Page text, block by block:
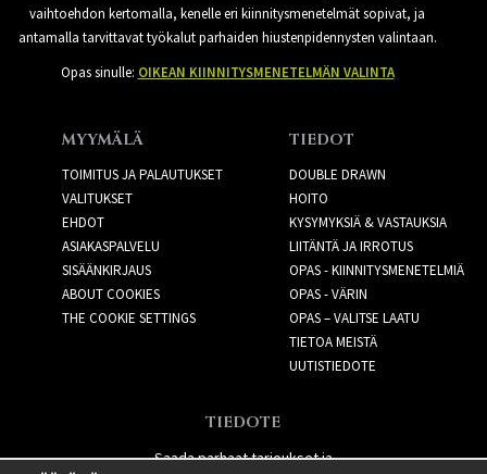
vaihtoehdon kertomalla, kenelle eri kiinnitysmenetelmät sopivat, ja
antamalla tarvittavat työkalut parhaiden hiustenpidennysten valintaan.
Opas sinulle: OIKEAN KIINNITYSMENETELMÄN VALINTA
MYYMÄLÄ
TOIMITUS JA PALAUTUKSET
VALITUKSET
EHDOT
ASIAKASPALVELU
SISÄÄNKIRJAUS
ABOUT COOKIES
THE COOKIE SETTINGS
TIEDOT
DOUBLE DRAWN
HOITO
KYSYMYKSIÄ & VASTAUKSIA
LIITÄNTÄ JA IRROTUS
OPAS - KIINNITYSMENETELMIÄ
OPAS - VÄRIN
OPAS – VALITSE LAATU
TIETOA MEISTÄ
UUTISTIEDOTE
TIEDOTE
Saada parhaat tarjoukset ja